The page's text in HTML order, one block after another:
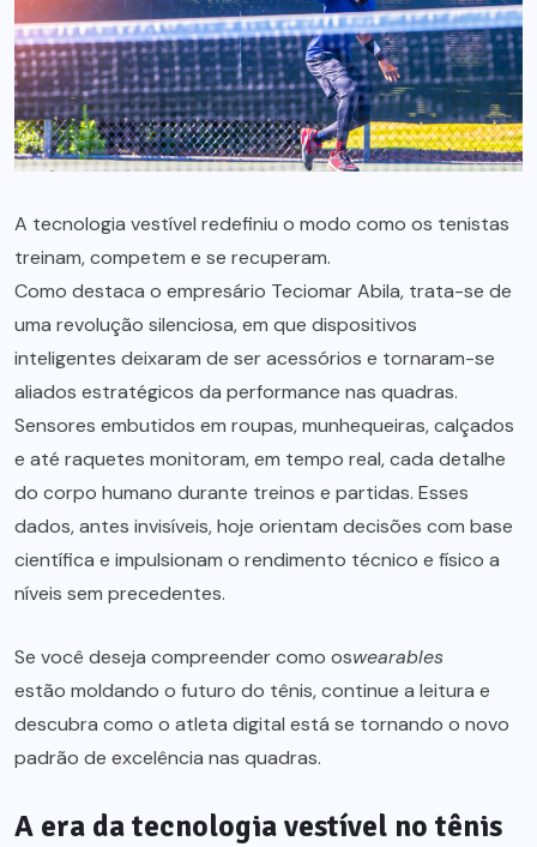
A tecnologia vestível redefiniu o modo como os tenistas
treinam, competem e se recuperam.
Como destaca o empresário Teciomar Abila, trata-se de
uma revolução silenciosa, em que dispositivos
inteligentes deixaram de ser acessórios e tornaram-se
aliados estratégicos da performance nas quadras.
Sensores embutidos em roupas, munhequeiras, calçados
e até raquetes monitoram, em tempo real, cada detalhe
do corpo humano durante treinos e partidas. Esses
dados, antes invisíveis, hoje orientam decisões com base
científica e impulsionam o rendimento técnico e físico a
níveis sem precedentes.
Se você deseja compreender como oswearables
estão moldando o futuro do tênis, continue a leitura e
descubra como o atleta digital está se tornando o novo
padrão de excelência nas quadras.
A era da tecnologia vestível no tênis